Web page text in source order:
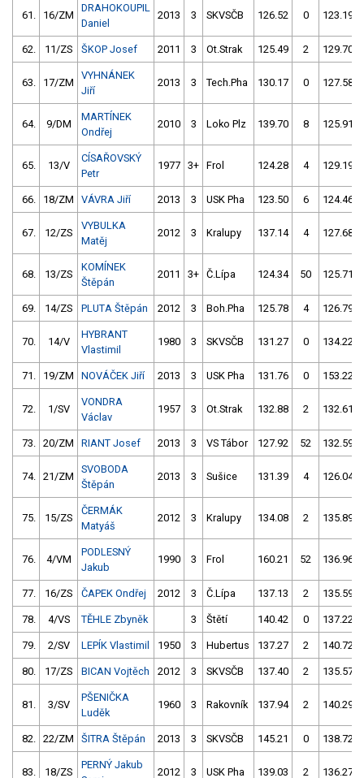
61. 16/ZM
DRAHOKOUPIL
Daniel
2013 3 SKVSČB 126.52 0 123.19
62. 11/ZS ŠKOP Josef 2011 3 Ot.Strak 125.49 2 129.70
63. 17/ZM
VYHNÁNEK
Jiří
2013 3 Tech.Pha 130.17 0 127.58
64. 9/DM
MARTÍNEK
Ondřej
2010 3 Loko Plz 139.70 8 125.91
65. 13/V
CÍSAŘOVSKÝ
Petr
1977 3+ Frol 124.28 4 129.19
66. 18/ZM VÁVRA Jiří 2013 3 USK Pha 123.50 6 124.46
67. 12/ZS
VYBULKA
Matěj
2012 3 Kralupy 137.14 4 127.68
68. 13/ZS
KOMÍNEK
Štěpán
2011 3+ Č.Lípa 124.34 50 125.71
69. 14/ZS PLUTA Štěpán 2012 3 Boh.Pha 125.78 4 126.79
70. 14/V
HYBRANT
Vlastimil
1980 3 SKVSČB 131.27 0 134.22
71. 19/ZM NOVÁČEK Jiří 2013 3 USK Pha 131.76 0 153.22
72. 1/SV
VONDRA
Václav
1957 3 Ot.Strak 132.88 2 132.61
73. 20/ZM RIANT Josef 2013 3 VS Tábor 127.92 52 132.59
74. 21/ZM
SVOBODA
Štěpán
2013 3 Sušice 131.39 4 126.04
75. 15/ZS
ČERMÁK
Matyáš
2012 3 Kralupy 134.08 2 135.89
76. 4/VM
PODLESNÝ
Jakub
1990 3 Frol 160.21 52 136.96
77. 16/ZS ČAPEK Ondřej 2012 3 Č.Lípa 137.13 2 135.59
78. 4/VS TĚHLE Zbyněk 3 Štětí 140.42 0 137.22
79. 2/SV LEPÍK Vlastimil 1950 3 Hubertus 137.27 2 140.72
80. 17/ZS BICAN Vojtěch 2012 3 SKVSČB 137.40 2 135.57
81. 3/SV
PŠENIČKA
Luděk
1960 3 Rakovník 137.94 2 140.29
82. 22/ZM ŠITRA Štěpán 2013 3 SKVSČB 145.21 0 138.72
83. 18/ZS
PERNÝ Jakub
2012 3 USK Pha 139.03 2 136.27